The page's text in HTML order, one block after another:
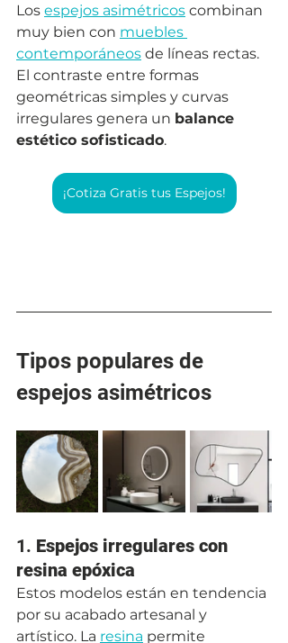
Los espejos asimétricos combinan
muy bien con muebles
contemporáneos de líneas rectas.
El contraste entre formas
geométricas simples y curvas
irregulares genera un balance
estético sofisticado.
¡Cotiza Gratis tus Espejos!
Tipos populares de
espejos asimétricos
1. Espejos irregulares con
resina epóxica
Estos modelos están en tendencia
por su acabado artesanal y
artístico. La resina permite